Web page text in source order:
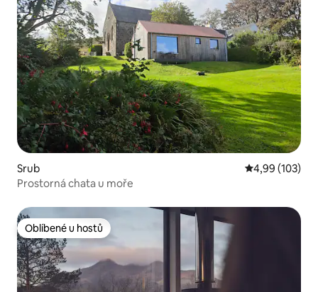
Srub Průměrné
4,99 (103)
Prostorná chata u moře
Oblíbené u hostů
Oblíbené u hostů